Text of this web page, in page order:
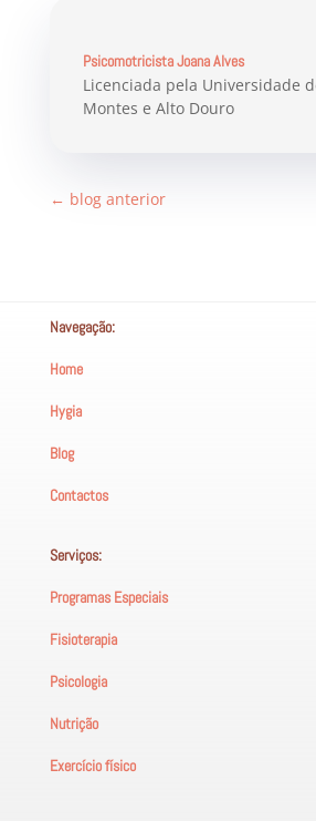
Psicomotricista Joana Alves
Licenciada pela Universidade
Montes e Alto Douro
← blog anterior
Navegação:
Home
Hygia
Blog
Contactos
Serviços:
Programas Especiais
Fisioterapia
Psicologia
Nutrição
Exercício físico